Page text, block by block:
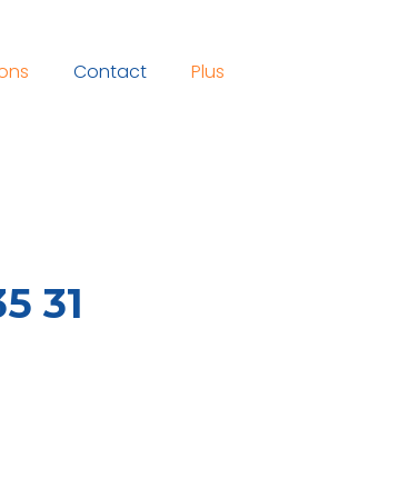
Contact Plus
31